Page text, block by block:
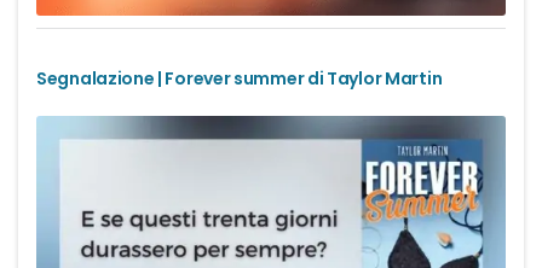
Paranormal romance
Romance Contemporanei
Segnalazione | Forever summer di Taylor Martin